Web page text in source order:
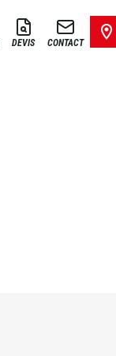
DEVIS CONTACT